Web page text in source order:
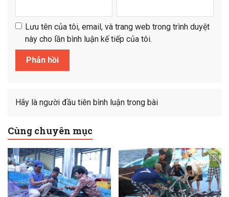
Lưu tên của tôi, email, và trang web trong trình duyệt
này cho lần bình luận kế tiếp của tôi.
Hãy là người đầu tiên bình luận trong bài
Cùng chuyên mục